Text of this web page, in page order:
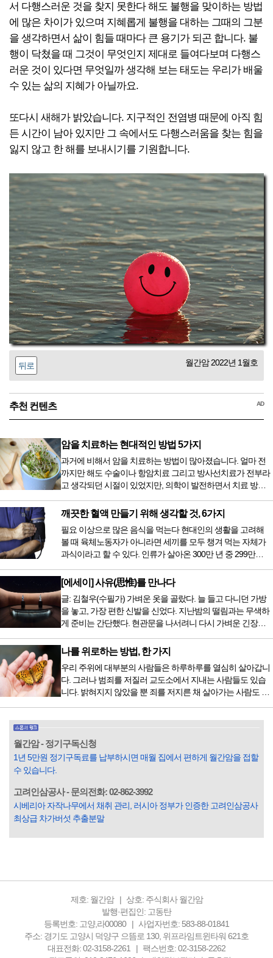
서 다행스러운 것을 찾지 못한다 해도 불행을 맞이하는 방법
에 많은 차이가 있으며 지혜롭게 불행을 대하는 그때의 그분
을 생각하면서 삶이 힘들 때마다 큰 용기가 되곤 합니다. 불
행이 닥쳤을 때 그것이 무엇인지 제대로 들여다보며 다행스
러운 것이 있다면 무엇일까 생각해 보는 태도는 우리가 배울
수 있는 삶의 지혜가 아닐까요.
또다시 새해가 밝았습니다. 지구적인 전염병 때문에 아직 힘
든 시간이 남아 있지만 그 속에서도 다행스러움을 찾는 힘을
잃지 않고 한 해를 보내시기를 기원합니다.
뒤로 월간암 2022년 1월호
추천 컨텐츠 AD
암을 치료하는 현대적인 방법 5가지
과거에 비해서 암을 치료하는 방법이 많아졌습니다. 얼마 전
까지만 해도 수술이나 항암치료 그리고 방사선치료가 전부라
고 생각되던 시절이 있었지만, 의학이 발전하면서 치료 방법
오면서 암을 치료하는 방법이 하나 더 추가되었습니다. 중입
자 치료를 받기 위해서는 일본이나 독일 등 중입자 치료기가
있는 나라에 가서 힘들게 치료받았지만 얼마 전 국내 도입 후
전립선암 환자를 시작으로 중입자 치료기가 가동되었습니다.
치료 범위가 한정되어 모든 암 환자가 중입자 치료를 받을 수
는 없지만 치료...
깨끗한 혈액 만들기 위해 생각할 것, 6가지
필요 이상으로 많은 음식을 먹는다 현대인의 생활을 고려해
볼 때 육체노동자가 아니라면 세끼를 모두 챙겨 먹는 자체가
과식이라고 할 수 있다. 인류가 살아온 300만 년 중 299만
저녁을 습관적으로 음식을 섭취한다. 게다가 밤늦은 시간까지
음식을 먹거나, 아침에 식욕이 없는데도 ‘아침을 먹어야 하루
가 활기차다’라는 이야기에 사로잡혀 억지로 먹는 경우가 많
다. 식욕이 없다는 느낌은 본능이 보내는 신호다. 즉 먹어도 소
화할 힘이 없다거나 더 이상 먹으면 혈액 안에 잉여물...
[에세이] 사유(思惟)를 만나다
글: 김철우(수필가) 가벼운 옷을 골랐다. 늘 들고 다니던 가방
을 놓고, 가장 편한 신발을 신었다. 지난밤의 떨림과는 무색하
게 준비는 간단했다. 현관문을 나서려니 다시 가벼운 긴장감
막이 열리기 전. 그 특유의 무대 냄새를 맡았을 때의 긴장감 같
은 것이었다. 두 금동 미륵 반가사유상을 만나러 가는 길은 그
렇게 시작됐다. 두 반가사유상을 알게 된 것은 몇 해 전이었다.
잡지의 발행인으로 독자에게 선보일 좋은 콘텐츠를 고민하던
중 우리 문화재를 하나씩 소개하고자...
나를 위로하는 방법, 한 가지
우리 주위에 대부분의 사람들은 하루하루를 열심히 살아갑니
다. 그러나 범죄를 저질러 교도소에서 지내는 사람들도 있습
니다. 밝혀지지 않았을 뿐 죄를 저지른 채 살아가는 사람도 있
입힌다는 것입니다. 미꾸라지 한 마리가 시냇물을 흐린다는
옛말이 그저 허투루 생기지는 않은 듯합니다. 대부분의 사람
들은 열심히 살아갑니다. 그렇다고 97%의 사람들이 모두 착
월간암 - 정기구독신청
1년 5만원 정기구독료를 납부하시면 매월 집에서 편하게 월간암을 접할
수 있습니다.
고려인삼공사 - 문의전화: 02-862-3992
시베리아 자작나무에서 채취 관리, 러시아 정부가 인증한 고려인삼공사
최상급 차가버섯 추출분말
제호: 월간암
상호: 주식회사 월간암
발행·편집인: 고동탄
등록번호: 고양,라00080
사업자번호: 583-88-01841
주소: 경기도 고양시 덕양구 으뜸로 130, 위프라임트윈타워 621호
대표전화: 02-3158-2261
팩스번호: 02-3158-2262